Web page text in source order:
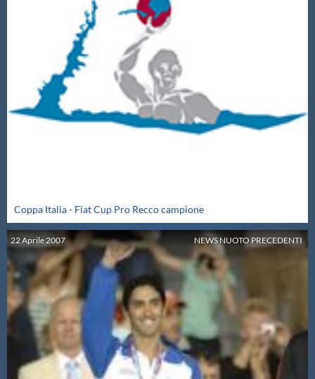
Coppa Italia - Fiat Cup Pro Recco campione
NEWS NUOTO PRECEDENTI
22Aprile 2007